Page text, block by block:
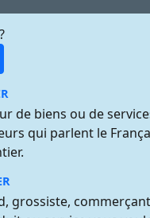
de biens ou de
qui parlent le
grossiste,